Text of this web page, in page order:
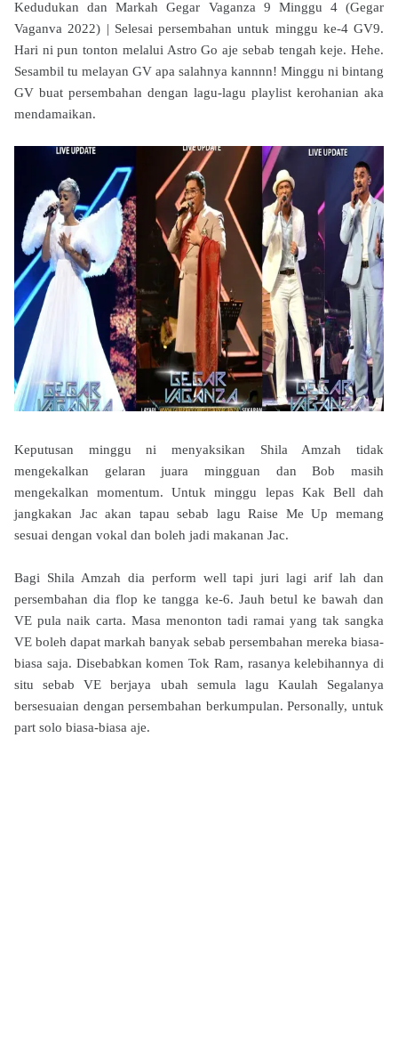
Kedudukan dan Markah Gegar Vaganza 9 Minggu 4 (Gegar
Vaganva 2022) | Selesai persembahan untuk minggu ke-4 GV9.
Hari ni pun tonton melalui Astro Go aje sebab tengah keje. Hehe.
Sesambil tu melayan GV apa salahnya kannnn! Minggu ni bintang
GV buat persembahan dengan lagu-lagu playlist kerohanian aka
mendamaikan.
Keputusan minggu ni menyaksikan Shila Amzah tidak
mengekalkan gelaran juara mingguan dan Bob masih
mengekalkan momentum. Untuk minggu lepas Kak Bell dah
jangkakan Jac akan tapau sebab lagu Raise Me Up memang
sesuai dengan vokal dan boleh jadi makanan Jac.
Bagi Shila Amzah dia perform well tapi juri lagi arif lah dan
persembahan dia flop ke tangga ke-6. Jauh betul ke bawah dan
VE pula naik carta. Masa menonton tadi ramai yang tak sangka
VE boleh dapat markah banyak sebab persembahan mereka biasa-
biasa saja. Disebabkan komen Tok Ram, rasanya kelebihannya di
situ sebab VE berjaya ubah semula lagu Kaulah Segalanya
bersesuaian dengan persembahan berkumpulan. Personally, untuk
part solo biasa-biasa aje.